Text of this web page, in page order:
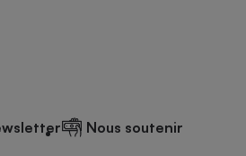
Nous soutenir